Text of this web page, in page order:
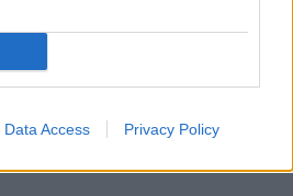
Data Access Privacy Policy